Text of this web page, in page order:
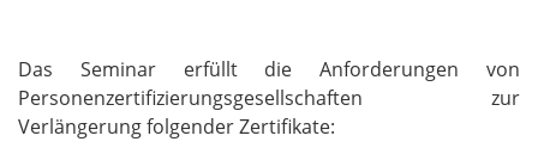
Das Seminar erfüllt die Anforderungen von
Personenzertifizierungsgesellschaften zur
Verlängerung folgender Zertifikate: